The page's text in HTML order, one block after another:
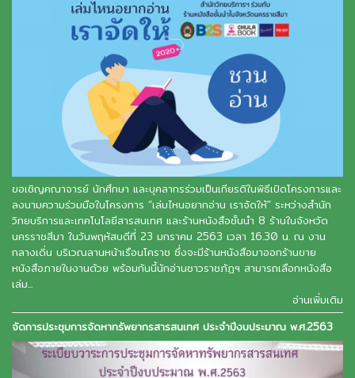
ขอเชิญคณาจารย์ นักศึกษา และบุคลากรร่วมเป็นเกียรติในพิธีเปิดโครงการและ
ลงนามความร่วมมือในโครงการ “เล่มไหนอยากอ่าน เราจัดให้” ระหว่างสำนัก
วิทยบริการและเทคโนโลยีสารสนเทศ และร้านหนังสือชั้นนำ 8 ร้านในจังหวัด
นครราชสีมา ในวันพฤหัสบดีที่ 23 มกราคม 2563 เวลา 16.30 น. ณ งาน
กลางเดิ่น บริเวณลานหน้าเรือนโคราช ซึ่งจะมีร้านหนังสือมาออกร้านขาย
หนังสือภายในงานด้วย พร้อมกันนี้นักอ่านชาวราชภัฏฯ สามารถเลือกหนังสือ
เล่ม...
อ่านเพิ่มเติม
จัดการประชุมการจัดหาทรัพยากรสารสนเทศ ประจำปีงบประมาณ พ.ศ.2563